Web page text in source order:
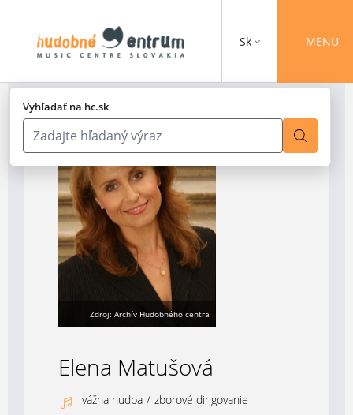
Vyhľadať na hc.sk
Sk MENU
Zdroj: Archív Hudobného centra
Elena Matušová
vážna hudba / zborové dirigovanie